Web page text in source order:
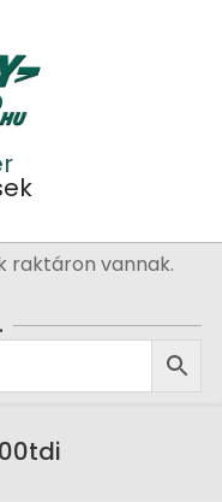
raktáron vannak.